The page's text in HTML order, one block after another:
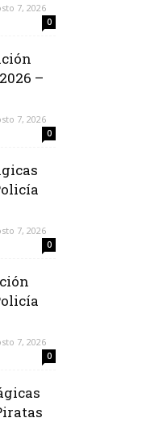
7, 2026
0
–
7, 2026
0
7, 2026
0
7, 2026
0